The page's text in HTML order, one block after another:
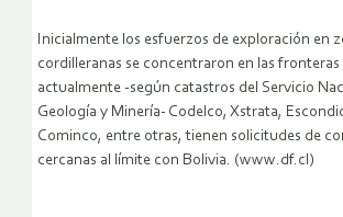
Inicialmente los esfuerzos de exploración en
cordilleranas se concentraron en las
actualmente -según catastros del Servicio
Geología y Minería- Codelco, Xstrata,
Cominco, entre otras, tienen solicitudes de
cercanas al límite con Bolivia. (www.df.cl)